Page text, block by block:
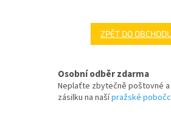
ZPĚT DO
Osobní odběr zdarma
Neplaťte zbytečně poštovné
zásilku na našípražské